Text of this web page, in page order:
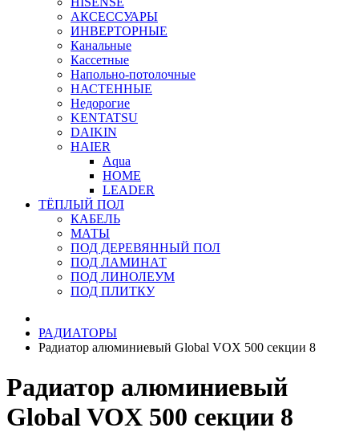
АКСЕССУАРЫ
ИНВЕРТОРНЫЕ
Канальные
Кассетные
Напольно-потолочные
НАСТЕННЫЕ
Недорогие
KENTATSU
DAIKIN
HAIER
Aqua
HOME
LEADER
ТЁПЛЫЙ ПОЛ
КАБЕЛЬ
МАТЫ
ПОД ДЕРЕВЯННЫЙ ПОЛ
ПОД ЛАМИНАТ
ПОД ЛИНОЛЕУМ
ПОД ПЛИТКУ
РАДИАТОРЫ
Радиатор алюминиевый Global VOX 500 секции 8
Радиатор алюминиевый
Global VOX 500 секции 8